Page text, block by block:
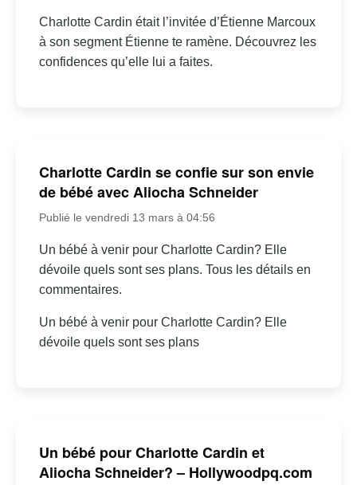
Charlotte Cardin était l’invitée d’Étienne Marcoux
à son segment Étienne te ramène. Découvrez les
confidences qu’elle lui a faites.
Charlotte Cardin se confie sur son envie
de bébé avec Aliocha Schneider
Publié le vendredi 13 mars à 04:56
Un bébé à venir pour Charlotte Cardin? Elle
dévoile quels sont ses plans. Tous les détails en
commentaires.
Un bébé à venir pour Charlotte Cardin? Elle
dévoile quels sont ses plans
Un bébé pour Charlotte Cardin et
Aliocha Schneider? – Hollywoodpq.com